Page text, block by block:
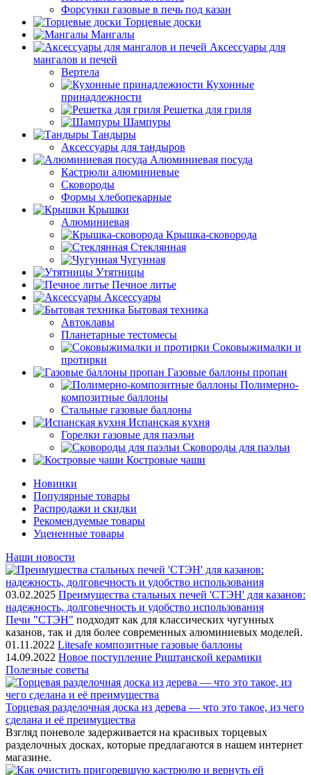
Форсунки газовые в печь под казан
Торцевые доски
Мангалы
Аксессуары для
мангалов и печей
Вертела
Кухонные
принадлежности
Решетка для гриля
Шампуры
Тандыры
Аксессуары для тандыров
Алюминиевая посуда
Кастрюли алюминиевые
Сковороды
Формы хлебопекарные
Крышки
Алюминиевая
Крышка-сковорода
Стеклянная
Чугунная
Утятницы
Печное литье
Аксессуары
Бытовая техника
Автоклавы
Планетарные тестомесы
Соковыжималки и
протирки
Газовые баллоны пропан
Полимерно-
композитные баллоны
Стальные газовые баллоны
Испанская кухня
Горелки газовые для паэльи
Сковороды для паэльи
Костровые чаши
Новинки
Популярные товары
Распродажи и скидки
Рекомендуемые товары
Уцененные товары
Наши новости
03.02.2025 Преимущества стальных печей 'СТЭН' для казанов:
надежность, долговечность и удобство использования
Печи "СТЭН" подходят как для классических чугунных
казанов, так и для более современных алюминиевых моделей.
01.11.2022 Litesafe композитные газовые баллоны
14.09.2022 Новое поступление Риштанской керамики
Полезные советы
Торцевая разделочная доска из дерева — что это такое, из чего
сделана и её преимущества
Взгляд поневоле задерживается на красивых торцевых
разделочных досках, которые предлагаются в нашем интернет
магазине.